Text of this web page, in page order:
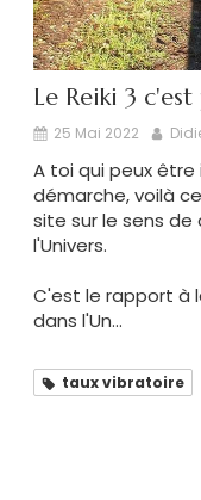
Le Reiki 3
25 Mai 2022
A toi qui peux
démarche, voilà
site sur le sens de
l'Univers.
C'est le rapport à
dans l'Un...
taux vibratoire